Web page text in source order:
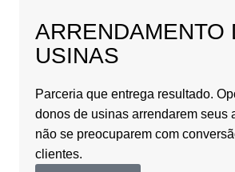
ARRENDAMENTO
USINAS
Parceria que entrega resultado.
donos de usinas arrendarem seus
não se preocuparem com
clientes.